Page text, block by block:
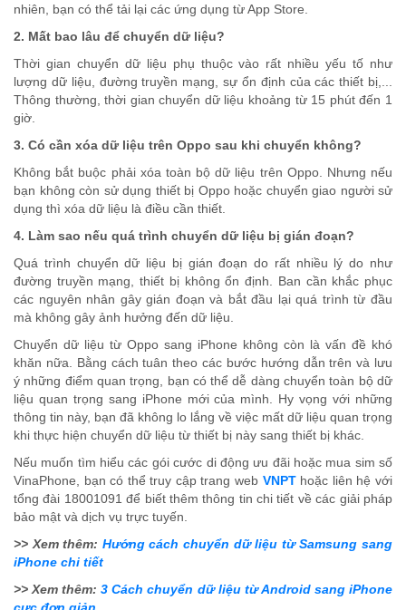
nhiên, bạn có thể tải lại các ứng dụng từ App Store.
2. Mất bao lâu để chuyển dữ liệu?
Thời gian chuyển dữ liệu phụ thuộc vào rất nhiều yếu tố như
lượng dữ liệu, đường truyền mạng, sự ổn định của các thiết bị,...
Thông thường, thời gian chuyển dữ liệu khoảng từ 15 phút đến 1
giờ.
3. Có cần xóa dữ liệu trên Oppo sau khi chuyển không?
Không bắt buộc phải xóa toàn bộ dữ liệu trên Oppo. Nhưng nếu
bạn không còn sử dụng thiết bị Oppo hoặc chuyển giao người sử
dụng thì xóa dữ liệu là điều cần thiết.
4. Làm sao nếu quá trình chuyển dữ liệu bị gián đoạn?
Quá trình chuyển dữ liệu bị gián đoạn do rất nhiều lý do như
đường truyền mạng, thiết bị không ổn định. Ban cần khắc phục
các nguyên nhân gây gián đoạn và bắt đầu lại quá trình từ đầu
mà không gây ảnh hưởng đến dữ liệu.
Chuyển dữ liệu từ Oppo sang iPhone không còn là vấn đề khó
khăn nữa. Bằng cách tuân theo các bước hướng dẫn trên và lưu
ý những điểm quan trọng, bạn có thể dễ dàng chuyển toàn bộ dữ
liệu quan trọng sang iPhone mới của mình. Hy vọng với những
thông tin này, bạn đã không lo lắng về việc mất dữ liệu quan trọng
khi thực hiện chuyển dữ liệu từ thiết bị này sang thiết bị khác.
Nếu muốn tìm hiểu các gói cước di động ưu đãi hoặc mua sim số
VinaPhone, bạn có thể truy cập trang web VNPThoặc liên hệ với
tổng đài 18001091để biết thêm thông tin chi tiết về các giải pháp
bảo mật và dịch vụ trực tuyến.
>> Xem thêm: Hướng cách chuyển dữ liệu từ Samsung sang
iPhone chi tiết
>> Xem thêm:3 Cách chuyển dữ liệu từ Android sang iPhone